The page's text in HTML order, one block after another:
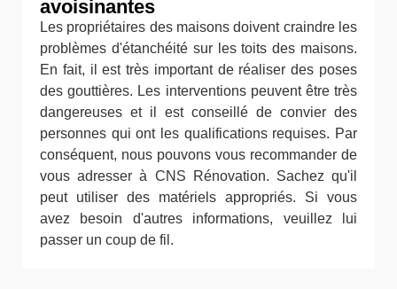
avoisinantes
Les propriétaires des maisons doivent craindre les
problèmes d'étanchéité sur les toits des maisons.
En fait, il est très important de réaliser des poses
des gouttières. Les interventions peuvent être très
dangereuses et il est conseillé de convier des
personnes qui ont les qualifications requises. Par
conséquent, nous pouvons vous recommander de
vous adresser à CNS Rénovation. Sachez qu'il
peut utiliser des matériels appropriés. Si vous
avez besoin d'autres informations, veuillez lui
passer un coup de fil.